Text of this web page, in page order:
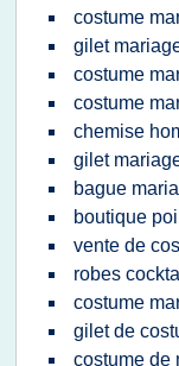
costume
gilet
costume
costume
chemise
gilet
bague
boutique
vente de
robes
costume
gilet de
costume de